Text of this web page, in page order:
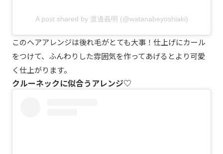
A post shared by 渡邊義明 (@watanabeyoshiaki)
このヘアアレンジは後れ毛がとても大事！仕上げにカール
をつけて、ふんわりした雰囲気を作ってあげるとより可愛
く仕上がります。
クルーネックに似合うアレンジ♡